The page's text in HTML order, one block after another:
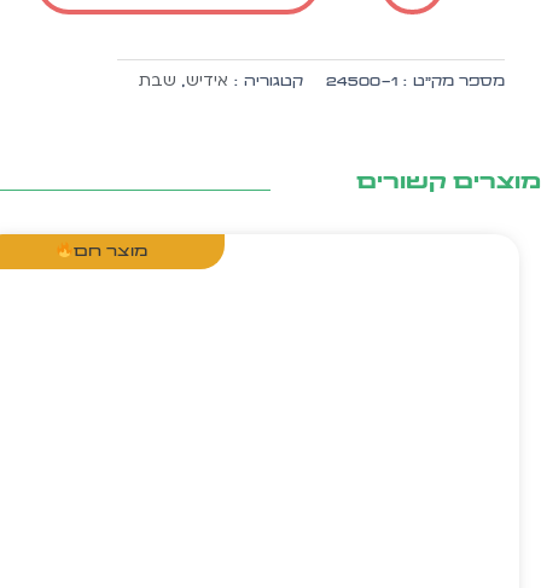
פאר
טאטע
20
פעקל
מספר מק״ט :24500-1 קטגוריה : אידיש,שבת
קשורים
מוצר חם